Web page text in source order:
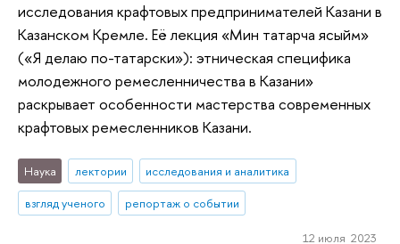
исследования крафтовых предпринимателей Казани в
Казанском Кремле. Её лекция «Мин татарча ясыйм»
(«Я делаю по-татарски»): этническая специфика
молодежного ремесленничества в Казани»
раскрывает особенности мастерства современных
крафтовых ремесленников Казани.
Наука лектории
исследования и аналитика
взгляд ученого
репортаж о событии
12 июля 2023